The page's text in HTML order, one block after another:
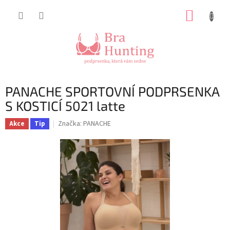
PANACHE SPORTOVNÍ PODPRSENKA
S KOSTICÍ 5021 latte
Akce Tip Značka: PANACHE